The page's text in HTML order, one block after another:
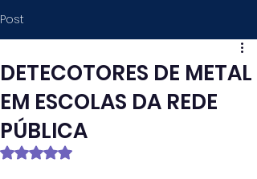
Post
DETECOTORES DE METAL
EM ESCOLAS DA REDE
PÚBLICA
Avaliado com NaN de 5 estrelas.